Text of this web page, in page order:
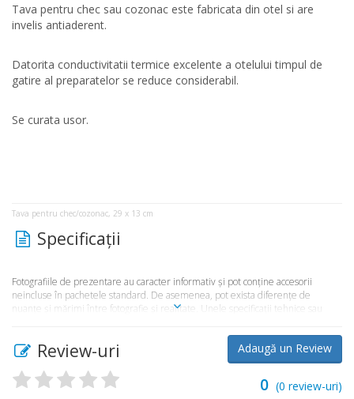
Tava pentru chec sau cozonac este fabricata din otel si are
invelis antiaderent.
Datorita conductivitatii termice excelente a otelului timpul de
gatire al preparatelor se reduce considerabil.
Se curata usor.
Tava pentru chec/cozonac, 29 x 13 cm
Specificaţii
Fotografiile de prezentare au caracter informativ şi pot conţine accesorii
neincluse în pachetele standard. De asemenea, pot exista diferenţe de
nuanţe şi mărimi între fotografie şi realitate. Unele specificaţii tehnice sau
de operare. Toate produsele şi promoţiile prezente în magazinul
Market365.ro sunt valabile în limita stocului disponibil.
Review-uri Adaugă un Review
0 (0 review-uri)